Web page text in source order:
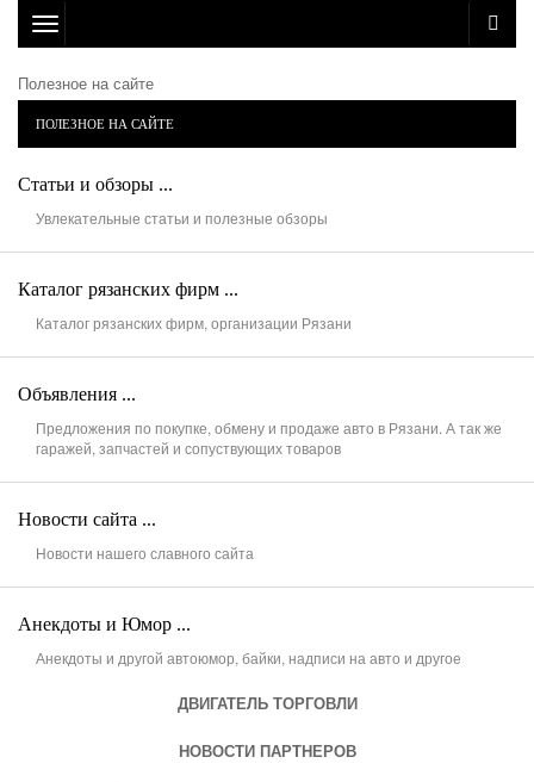
Toggle
navigation
Полезное на сайте
ПОЛЕЗНОЕ НА САЙТЕ
Статьи и обзоры ...
Увлекательные статьи и полезные обзоры
Каталог рязанских фирм ...
Каталог рязанских фирм, организации Рязани
Объявления ...
Предложения по покупке, обмену и продаже авто в Рязани. А так же
гаражей, запчастей и сопуствующих товаров
Новости сайта ...
Новости нашего славного сайта
Анекдоты и Юмор ...
Анекдоты и другой автоюмор, байки, надписи на авто и другое
ДВИГАТЕЛЬ ТОРГОВЛИ
НОВОСТИ ПАРТНЕРОВ